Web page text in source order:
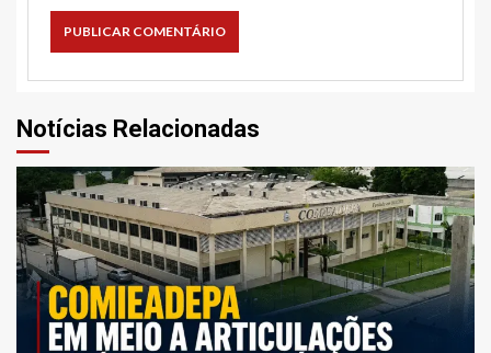
Notícias Relacionadas